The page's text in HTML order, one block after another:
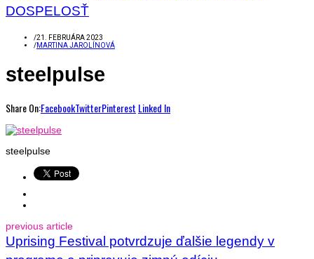
DOSPELOSŤ
/21. FEBRUÁRA 2023
/MARTINA JAROLÍNOVÁ
steelpulse
Share On:FacebookTwitterPinterest Linked In
steelpulse
previous article
Uprising Festival potvrdzuje ďalšie legendy v